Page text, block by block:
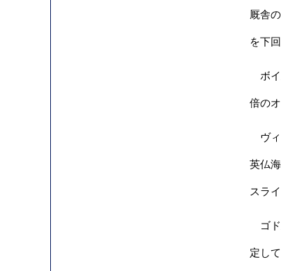
厩舎
を下回
ボイ
倍の
ヴィ
英仏
スラ
ゴド
定し